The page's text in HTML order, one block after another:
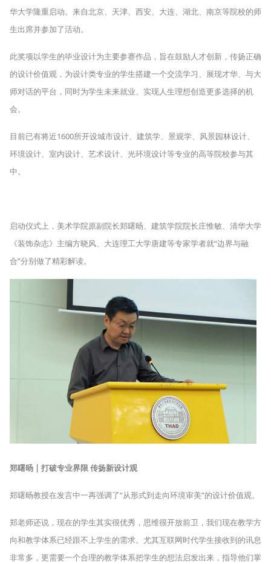
华大学隆重启动。来自北京、天津、西安、大连、湖北、南京等院校的师
生出席并参加了活动。
此奖项以学生的毕业设计为主要参赛作品，旨在鼓励人才创新，传扬正确
的设计价值观，为设计类专业的学生搭建一个交流学习、展现才华、与大
师对话的平台，同时为学生未来就业、实现人生理想创造更多选择的机
会。
目前已有将近1600所开设城市设计、建筑学、景观学、风景园林设计、
环境设计、室内设计、艺术设计、光环境设计等专业的高等院校参与其
中。
启动仪式上，美术学院原副院长郑曙旸、建筑学院院长庄惟敏、清华大学
《装饰杂志》主编方晓风、大连理工大学唐建等专家学者就“边界与融
合”分别做了精彩解读。
郑曙旸 | 打破专业界限传扬新设计观
郑曙旸教授在发言中一再强调了“从形式到走向环境审美”的设计价值观。
郑老师还说，现在的学生其实很优秀，思维很开放前卫，我们现在教学方
向和教学体系已经跟不上学生的需求。尤其互联网时代学生接收到的讯息
非常多，更需要一个合理的教学体系把学生的想法启发出来，指导他们掌